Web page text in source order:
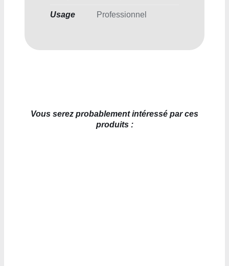
Usage Professionnel
Vous serez probablement intéressé par ces
produits :